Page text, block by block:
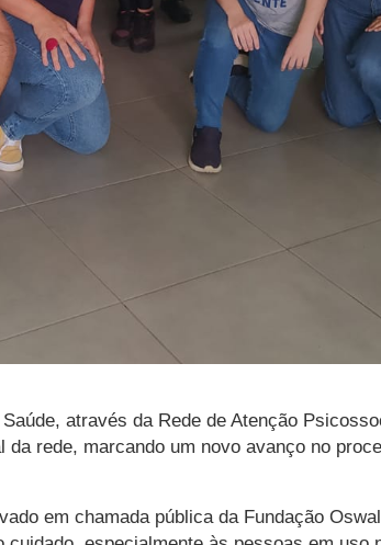
através da Rede de Atenção
rede, marcando um novo avanço no
em chamada pública da Fundação